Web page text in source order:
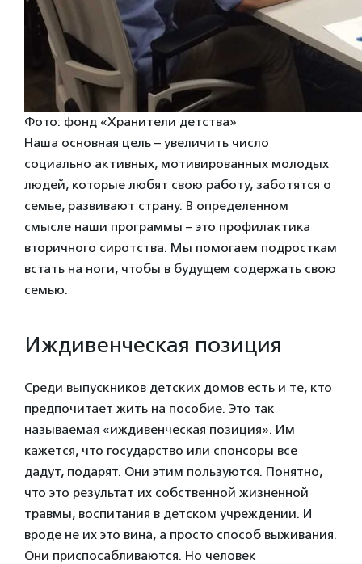
Фото: фонд «Хранители детства»
Наша основная цель – увеличить число
социально активных, мотивированных молодых
людей, которые любят свою работу, заботятся о
семье, развивают страну. В определенном
смысле наши программы – это профилактика
вторичного сиротства. Мы помогаем подросткам
встать на ноги, чтобы в будущем содержать свою
семью.
Иждивенческая позиция
Среди выпускников детских домов есть и те, кто
предпочитает жить на пособие. Это так
называемая «иждивенческая позиция». Им
кажется, что государство или спонсоры все
дадут, подарят. Они этим пользуются. Понятно,
что это результат их собственной жизненной
травмы, воспитания в детском учреждении. И
вроде не их это вина, а просто способ выживания.
Они приспосабливаются. Но человек